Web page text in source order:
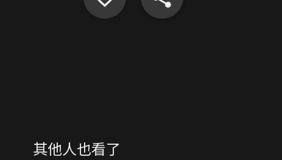
其他人也看了